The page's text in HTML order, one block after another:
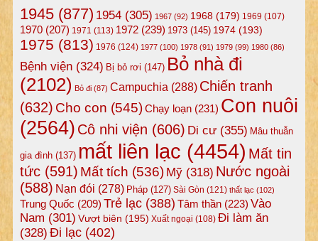
1945(877) 1954(305) 1967(92) 1968(179) 1969 (107)
1970(207) 1971 (113) 1972(239) 1973(145) 1974(193)
1975 (813) 1976 (124) 1977(100) 1978(91) 1979(99) 1980(86)
Bệnh viện(324) Bị bỏ rơi (147) Bỏ nhà đi
(2102) Bỏ đi(87) Campuchia (288) Chiến tranh
(632) Cho con (545)Chạy loạn(231) Con nuôi
(2564) Cô nhi viện (606) Di cư(355) Mâu thuẫn
gia đình(137) mất liên lạc (4454) Mất tin
tức(591) Mất tích (536) Mỹ(318) Nước ngoài
(588) Nạn đói (278) Pháp(127) Sài Gòn (121) thất lạc (102)
Trung Quốc (209) Trẻ lạc(388) Tâm thần(223) Vào
Nam (301) Vượt biên (195) Xuất ngoại (108) Đi làm ăn
(328) Đi lạc(402)